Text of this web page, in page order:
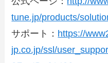
tune.jp/products/
サポート： https://
jp.co.jp/ssl/